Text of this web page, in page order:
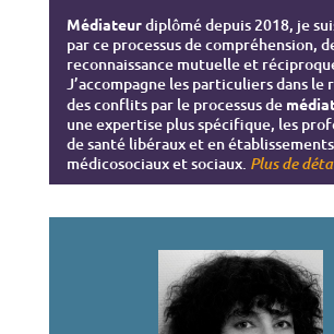
Médiateurdiplômé depuis 2018, je
par ce processus de compréhension,
reconnaissance mutuelle et
J’accompagne les particuliers dans le
des conflits par le processus de
une expertise plus spécifique, les
de santé libéraux et en
médicosociaux et sociaux. Plus de